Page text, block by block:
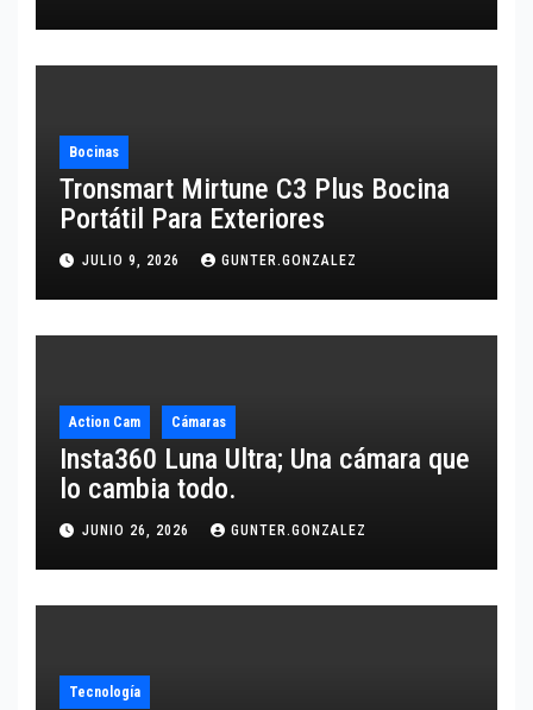
Bocinas
Tronsmart Mirtune C3 Plus Bocina
Portátil Para Exteriores
JULIO 9, 2026 GUNTER.GONZALEZ
Action Cam Cámaras
Insta360 Luna Ultra; Una cámara que
lo cambia todo.
JUNIO 26, 2026 GUNTER.GONZALEZ
Tecnología